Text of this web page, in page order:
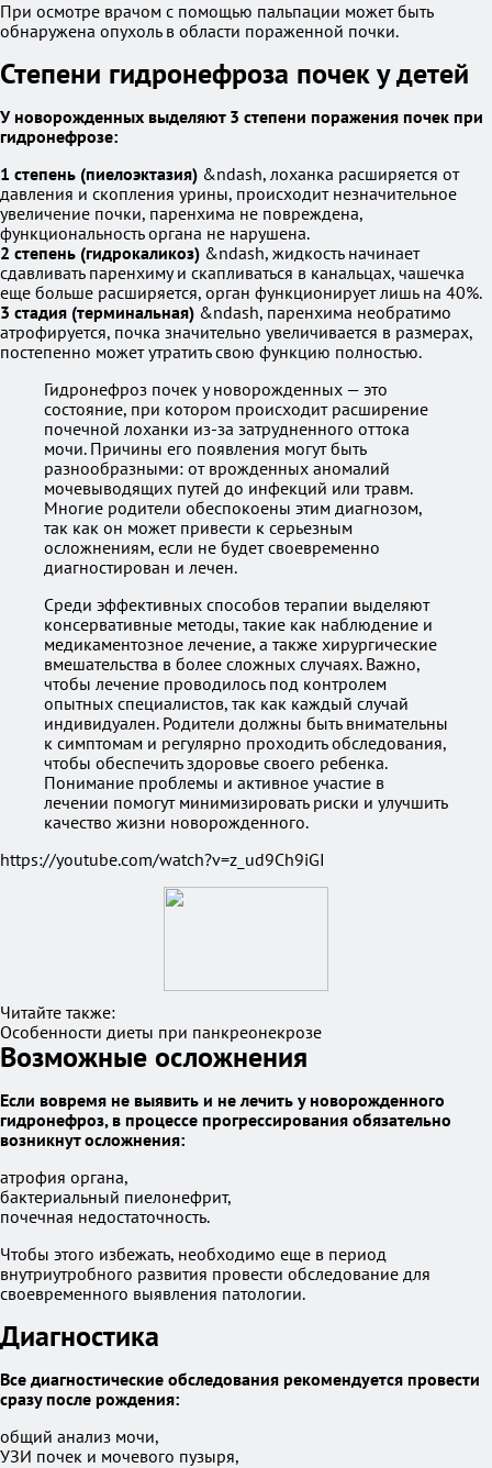
При осмотре врачом с помощью пальпации может быть
обнаружена опухоль в области пораженной почки.
Степени гидронефроза почек у детей
У новорожденных выделяют 3 степени поражения почек при
гидронефрозе:
1 степень (пиелоэктазия) &ndash, лоханка расширяется от
давления и скопления урины, происходит незначительное
увеличение почки, паренхима не повреждена,
функциональность органа не нарушена.
2 степень (гидрокаликоз) &ndash, жидкость начинает
сдавливать паренхиму и скапливаться в канальцах, чашечка
еще больше расширяется, орган функционирует лишь на 40%.
3 стадия (терминальная) &ndash, паренхима необратимо
атрофируется, почка значительно увеличивается в размерах,
постепенно может утратить свою функцию полностью.
Гидронефроз почек у новорожденных — это
состояние, при котором происходит расширение
почечной лоханки из-за затрудненного оттока
мочи. Причины его появления могут быть
разнообразными: от врожденных аномалий
мочевыводящих путей до инфекций или травм.
Многие родители обеспокоены этим диагнозом,
так как он может привести к серьезным
осложнениям, если не будет своевременно
диагностирован и лечен.
Среди эффективных способов терапии выделяют
консервативные методы, такие как наблюдение и
медикаментозное лечение, а также хирургические
вмешательства в более сложных случаях. Важно,
чтобы лечение проводилось под контролем
опытных специалистов, так как каждый случай
индивидуален. Родители должны быть внимательны
к симптомам и регулярно проходить обследования,
чтобы обеспечить здоровье своего ребенка.
Понимание проблемы и активное участие в
лечении помогут минимизировать риски и улучшить
качество жизни новорожденного.
https://youtube.com/watch?v=z_ud9Ch9iGI
Читайте также:
Особенности диеты при панкреонекрозе
Возможные осложнения
Если вовремя не выявить и не лечить у новорожденного
гидронефроз, в процессе прогрессирования обязательно
возникнут осложнения:
атрофия органа,
бактериальный пиелонефрит,
почечная недостаточность.
Чтобы этого избежать, необходимо еще в период
внутриутробного развития провести обследование для
своевременного выявления патологии.
Диагностика
Все диагностические обследования рекомендуется провести
сразу после рождения:
общий анализ мочи,
УЗИ почек и мочевого пузыря,